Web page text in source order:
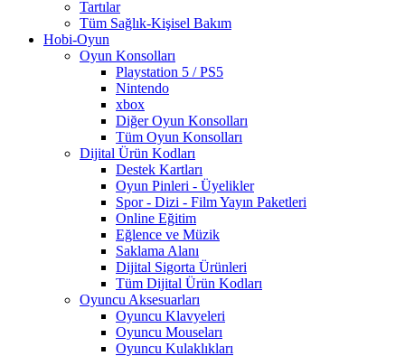
Tartılar
Tüm Sağlık-Kişisel Bakım
Hobi-Oyun
Oyun Konsolları
Playstation 5 / PS5
Nintendo
xbox
Diğer Oyun Konsolları
Tüm Oyun Konsolları
Dijital Ürün Kodları
Destek Kartları
Oyun Pinleri - Üyelikler
Spor - Dizi - Film Yayın Paketleri
Online Eğitim
Eğlence ve Müzik
Saklama Alanı
Dijital Sigorta Ürünleri
Tüm Dijital Ürün Kodları
Oyuncu Aksesuarları
Oyuncu Klavyeleri
Oyuncu Mouseları
Oyuncu Kulaklıkları